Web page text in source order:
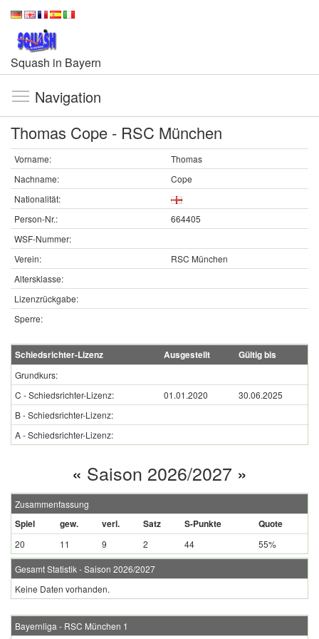
Squash in Bayern
Navigation
Thomas Cope - RSC München
Vorname:
Thomas
Nachname:
Cope
Nationalität:
Person-Nr.:
664405
WSF-Nummer:
Verein:
RSC München
Altersklasse:
Lizenzrückgabe:
Sperre:
Schiedsrichter-Lizenz Ausgestellt Gültig bis
Grundkurs:
C - Schiedsrichter-Lizenz:
01.01.2020
30.06.2025
B - Schiedsrichter-Lizenz:
A - Schiedsrichter-Lizenz:
« Saison 2026/2027 »
Zusammenfassung
Spiel gew. verl. Satz S-Punkte Quote
20 11 9 2 44 55%
Gesamt Statistik - Saison 2026/2027
Keine Daten vorhanden.
Bayernliga - RSC München 1